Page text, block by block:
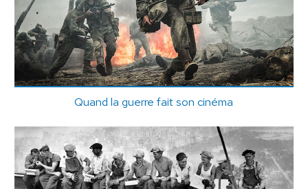
Quand la guerre fait son cinéma